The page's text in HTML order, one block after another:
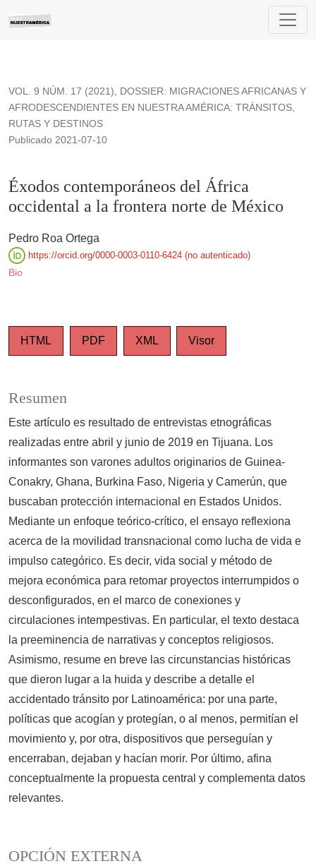
Éxodos contemporáneos del África occidental a la frontera
VOL. 9 NÚM. 17 (2021), DOSSIER: MIGRACIONES AFRICANAS Y
AFRODESCENDIENTES EN NUESTRA AMÉRICA: TRÁNSITOS,
RUTAS Y DESTINOS
Éxodos contemporáneos del África
occidental a la frontera norte de México
Publicado 2021-07-10
Pedro Roa Ortega
https://orcid.org/0000-0003-0110-6424 (no autenticado)
Bio
HTML PDF XML Visor
OPCIÓN EXTERNA
Resumen
Este artículo es resultado de entrevistas etnográficas
realizadas entre abril y junio de 2019 en Tijuana. Los
informantes son varones adultos originarios de Guinea-
Conakry, Ghana, Burkina Faso, Nigeria y Camerún, que
buscaban protección internacional en Estados Unidos.
Mediante un enfoque teórico-crítico, el ensayo reflexiona
acerca de la movilidad transnacional como lucha de vida e
impulso categórico. Es decir, vida social y método de
mejora económica para retomar proyectos interrumpidos o
desconfigurados, en el marco de conexiones y
circulaciones intempestivas. En particular, el texto destaca
la preeminencia de narrativas y conceptos religiosos.
Asimismo, resume en breve las circunstancias históricas
que dieron lugar a la huida y describe a detalle el
accidentado tránsito por Latinoamérica: por una parte,
políticas que acogían y protegían, o al menos, permitían el
movimiento y, por otra, dispositivos que perseguían y
encerraban, dejaban y hacían morir. Por último, afina
conceptualmente la propuesta central y complementa datos
relevantes.